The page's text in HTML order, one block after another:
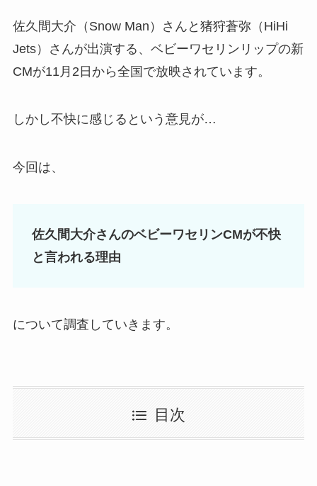
佐久間大介 （ Snow Man ）さんと 猪狩蒼弥（ HiHi
Jets）さんが出演する、ベビーワセリンリップの新
CMが11月2日から全国で放映されています。
しかし不快に感じるという意見が…
今回は、
佐久間大介さんのベビーワセリンCMが不快
と言われる理由
について調査していきます。
目次